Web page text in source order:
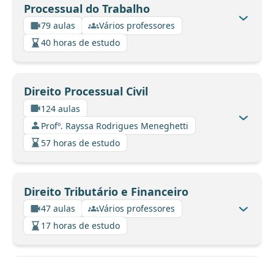
Processual do Trabalho
79 aulas
Vários professores
40 horas de estudo
Direito Processual Civil
124 aulas
Profº. Rayssa Rodrigues Meneghetti
57 horas de estudo
Direito Tributário e Financeiro
47 aulas
Vários professores
17 horas de estudo